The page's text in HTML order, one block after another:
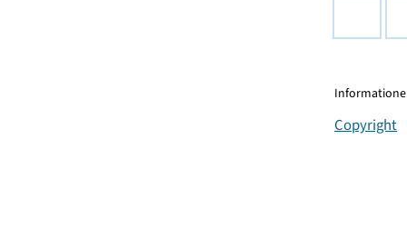
Copyright